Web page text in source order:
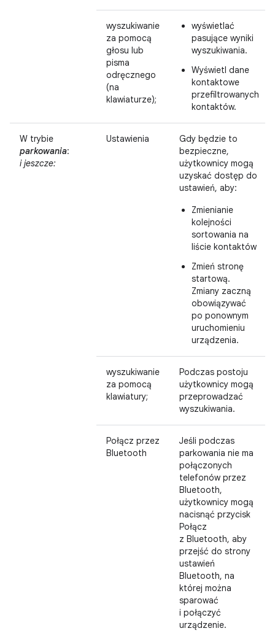
wyszukiwanie
za pomocą
głosu lub
pisma
odręcznego
(na
klawiaturze);
wyświetlać
pasujące wyniki
wyszukiwania.
Wyświetl dane
kontaktowe
przefiltrowanych
kontaktów.
W trybie
parkowania:
i jeszcze:
Ustawienia
Gdy będzie to
bezpieczne,
użytkownicy mogą
uzyskać dostęp do
ustawień, aby:
Zmienianie
kolejności
sortowania na
liście kontaktów
Zmień stronę
startową.
Zmiany zaczną
obowiązywać
po ponownym
uruchomieniu
urządzenia.
wyszukiwanie
za pomocą
klawiatury;
Podczas postoju
użytkownicy mogą
przeprowadzać
wyszukiwania.
Połącz przez
Bluetooth
Jeśli podczas
parkowania nie ma
połączonych
telefonów przez
Bluetooth,
użytkownicy mogą
nacisnąć przycisk
Połącz
z Bluetooth, aby
przejść do strony
ustawień
Bluetooth, na
której można
sparować
i połączyć
urządzenie.